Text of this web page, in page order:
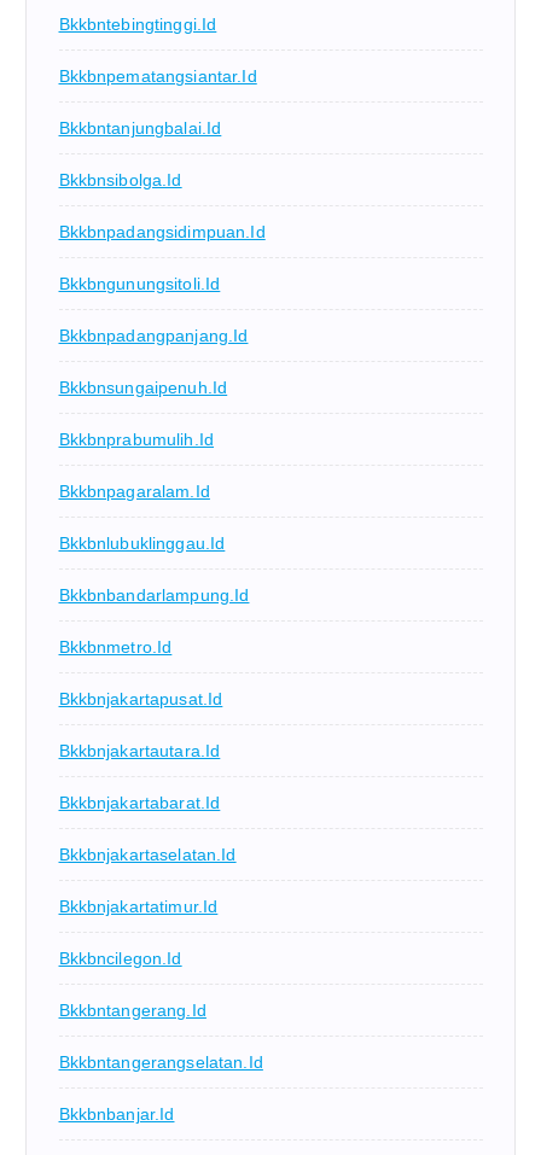
Bkkbntebingtinggi.id
Bkkbnpematangsiantar.id
Bkkbntanjungbalai.id
Bkkbnsibolga.id
Bkkbnpadangsidimpuan.id
Bkkbngunungsitoli.id
Bkkbnpadangpanjang.id
Bkkbnsungaipenuh.id
Bkkbnprabumulih.id
Bkkbnpagaralam.id
Bkkbnlubuklinggau.id
Bkkbnbandarlampung.id
Bkkbnmetro.id
Bkkbnjakartapusat.id
Bkkbnjakartautara.id
Bkkbnjakartabarat.id
Bkkbnjakartaselatan.id
Bkkbnjakartatimur.id
Bkkbncilegon.id
Bkkbntangerang.id
Bkkbntangerangselatan.id
Bkkbnbanjar.id